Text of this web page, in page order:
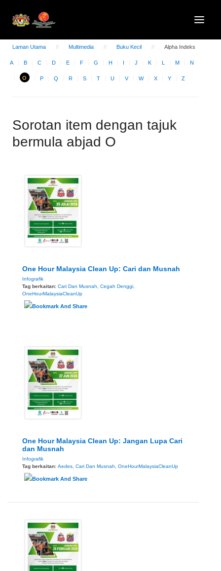
Laman Utama Multimedia Buku Kecil Alpha Indeks
A B C D E F G H I J K L M N
O P Q R S T U V W X Y Z
Sorotan item dengan tajuk
bermula abjad O
One Hour Malaysia Clean Up: Cari dan Musnah
Infografik
Tag berkaitan: Cari Dan Musnah, Cegah Denggi,
OneHourMalaysiaCleanUp
One Hour Malaysia Clean Up: Jangan Lupa Cari
dan Musnah
Infografik
Tag berkaitan: Aedes Cari Dan Musnah OneHourMalaysiaCleanUp